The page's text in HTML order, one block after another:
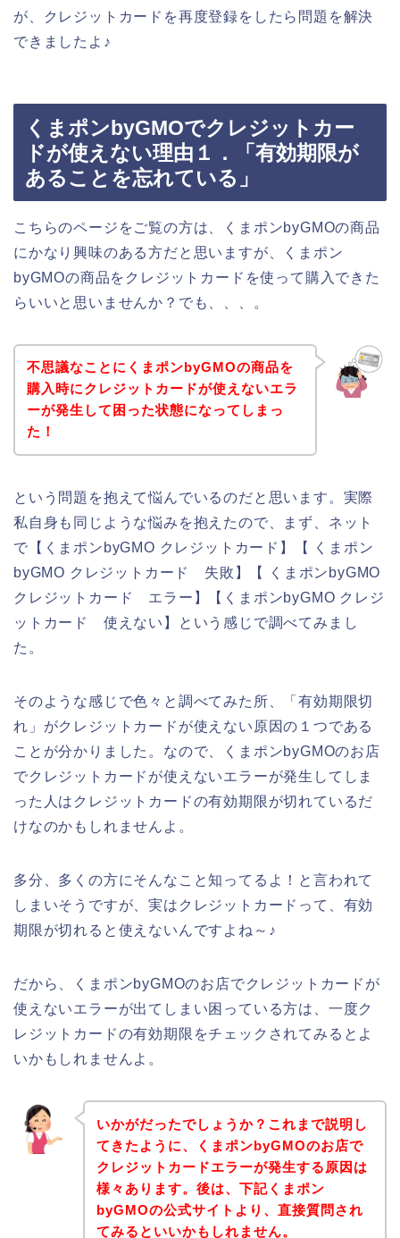
が、クレジットカードを再度登録をしたら問題を解決
できましたよ♪
くまポンbyGMOでクレジットカー
ドが使えない理由１．「有効期限が
あることを忘れている」
こちらのページをご覧の方は、くまポンbyGMOの商品
にかなり興味のある方だと思いますが、くまポン
byGMOの商品をクレジットカードを使って購入できた
らいいと思いませんか？でも、、、。
不思議なことにくまポンbyGMOの商品を
購入時にクレジットカードが使えないエラ
ーが発生して困った状態になってしまっ
た！
という問題を抱えて悩んでいるのだと思います。実際
私自身も同じような悩みを抱えたので、まず、ネット
で【くまポンbyGMO クレジットカード】【 くまポン
byGMO クレジットカード 失敗】【 くまポンbyGMO
クレジットカード エラー】【くまポンbyGMO クレジ
ットカード 使えない】という感じで調べてみまし
た。
そのような感じで色々と調べてみた所、「有効期限切
れ」がクレジットカードが使えない原因の１つである
ことが分かりました。なので、くまポンbyGMOのお店
でクレジットカードが使えないエラーが発生してしま
った人はクレジットカードの有効期限が切れているだ
けなのかもしれませんよ。
多分、多くの方にそんなこと知ってるよ！と言われて
しまいそうですが、実はクレジットカードって、有効
期限が切れると使えないんですよね～♪
だから、くまポンbyGMOのお店でクレジットカードが
使えないエラーが出てしまい困っている方は、一度ク
レジットカードの有効期限をチェックされてみるとよ
いかもしれませんよ。
いかがだったでしょうか？これまで説明し
てきたように、くまポンbyGMOのお店で
クレジットカードエラーが発生する原因は
様々あります。後は、下記くまポン
byGMOの公式サイトより、直接質問され
てみるといいかもしれません。